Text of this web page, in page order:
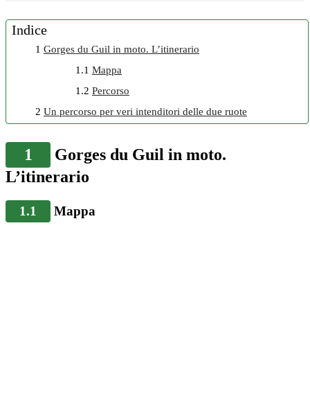
Indice
1 Gorges du Guil in moto. L’itinerario
1.1 Mappa
1.2 Percorso
2 Un percorso per veri intenditori delle due ruote
1
Gorges du Guil in moto.
L’itinerario
1.1 Mappa